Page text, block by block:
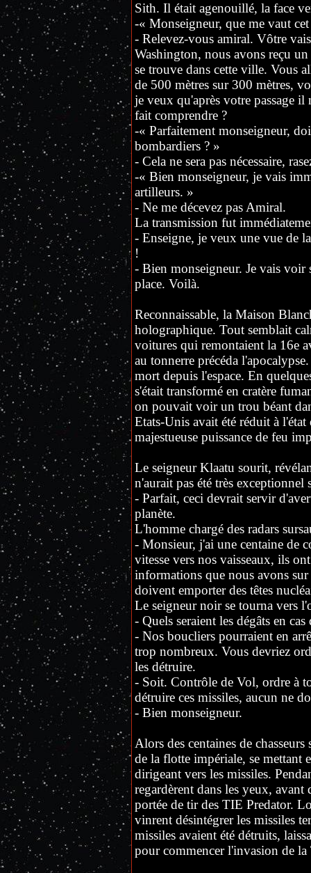
Sith. Il était agenouillé, la face
-« Monseigneur, que me vaut
- Relevez-vous amiral. Vôtre
Washington, nous avons reçu
se trouve dans cette ville. Vous
de 500 mètres sur 300 mètres,
je veux qu'après votre passage il
fait comprendre ?
-« Parfaitement monseigneur,
bombardiers ? »
- Cela ne sera pas nécessaire,
-« Bien monseigneur, je vais
artilleurs. »
- Ne me décevez pas Amiral.
La transmission fut
- Enseigne, je veux une vue de
!
- Bien monseigneur. Je vais voir
place. Voilà.
Reconnaissable, la Maison
holographique. Tout semblait
voitures qui remontaient la 16e
au tonnerre précéda
mort depuis l'espace. En
s'était transformé en cratère
on pouvait voir un trou béant
Etats-Unis avait été réduit à
majestueuse puissance de feu
Le seigneur Klaatu sourit,
n'aurait pas été très exceptionnel
- Parfait, ceci devrait servir
planète.
L'homme chargé des radars
- Monsieur, j'ai une centaine de
vitesse vers nos vaisseaux, ils
informations que nous avons
doivent emporter des têtes
Le seigneur noir se tourna vers
- Quels seraient les dégâts en
- Nos boucliers pourraient en
trop nombreux. Vous devriez
les détruire.
- Soit. Contrôle de Vol, ordre à
détruire ces missiles, aucun ne
- Bien monseigneur.
Alors des centaines de chasseurs
de la flotte impériale, se mettant
dirigeant vers les missiles.
regardèrent dans les yeux, avant
portée de tir des TIE Predator.
vinrent désintégrer les missiles
missiles avaient été détruits,
pour commencer l'invasion de la